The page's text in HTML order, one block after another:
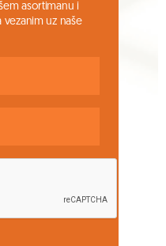
asortimanu i
uz naše